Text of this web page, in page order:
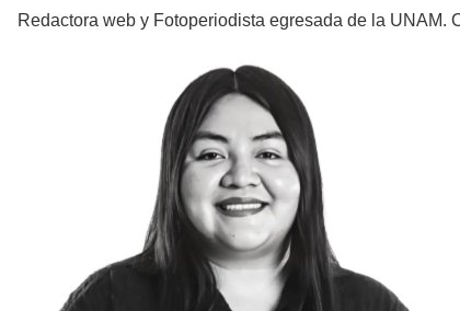
Redactora web y Fotoperiodista egresada de la